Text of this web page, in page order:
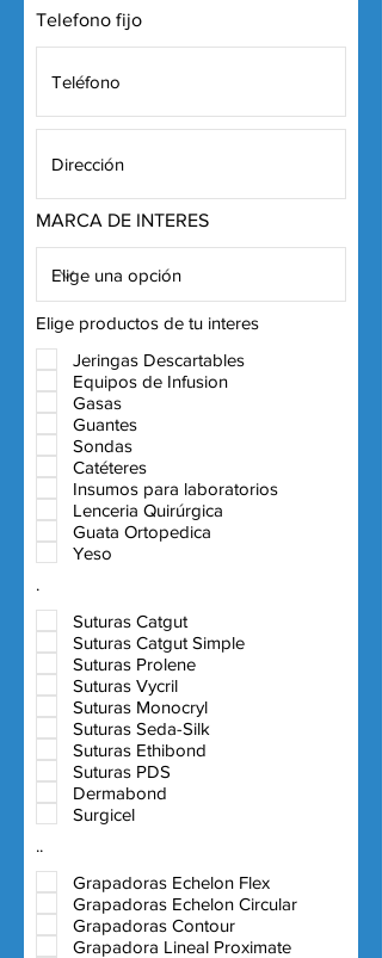
Telefono fijo
MARCA DE INTERES
Elige productos de tu interes
Jeringas Descartables
Equipos de Infusion
Gasas
Guantes
Sondas
Catéteres
Insumos para laboratorios
Lenceria Quirúrgica
Guata Ortopedica
Yeso
.
Suturas Catgut
Suturas Catgut Simple
Suturas Prolene
Suturas Vycril
Suturas Monocryl
Suturas Seda-Silk
Suturas Ethibond
Suturas PDS
Dermabond
Surgicel
..
Grapadoras Echelon Flex
Grapadoras Echelon Circular
Grapadoras Contour
Grapadora Lineal Proximate